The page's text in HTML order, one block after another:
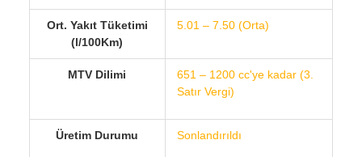
Ort. Yakıt Tüketimi
(l/100Km)
5.01 – 7.50 (Orta)
MTV Dilimi
651 – 1200 cc'ye kadar (3.
Satır Vergi)
Üretim Durumu Sonlandırıldı